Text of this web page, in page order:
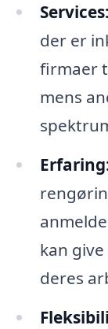
Services:
der er
firmaer
mens
kan
deres